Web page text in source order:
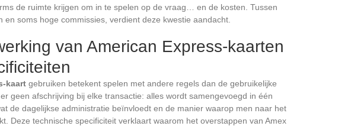
de ruimte krijgen om in te spelen op de vraag… en de kosten. Tussen
en soms hoge commissies, verdient deze kwestie aandacht.
van American Express-kaarten
kaart gebruiken betekent spelen met andere regels dan de gebruikelijke
geen afschrijving bij elke transactie: alles wordt samengevoegd in één
de dagelijkse administratie beïnvloedt en de manier waarop men naar het
Deze technische specificiteit verklaart waarom het overstappen van Amex